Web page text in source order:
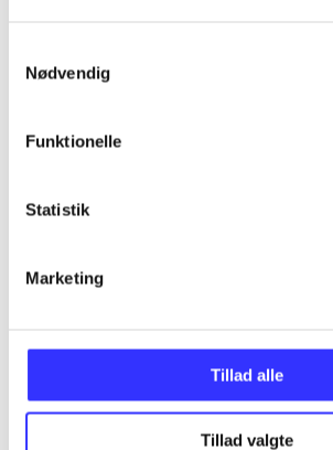
Nødvendig
Funktionelle
Statistik
Marketing
Tillad alle
Tillad valgte
...
...
...